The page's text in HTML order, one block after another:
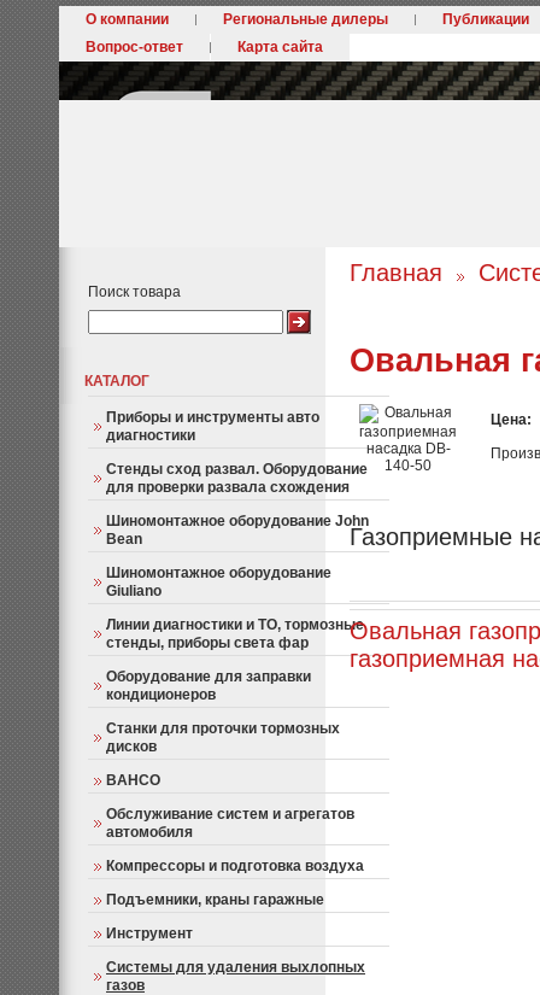
О компании Региональные дилеры
Публикации
Вопрос-ответ
Карта сайта
Поиск товара
КАТАЛОГ
Приборы и инструменты авто
диагностики
Стенды сход развал. Оборудование
для проверки развала схождения
Шиномонтажное оборудование John
Bean
Шиномонтажное оборудование
Giuliano
Линии диагностики и ТО, тормозные
стенды, приборы света фар
Оборудование для заправки
кондиционеров
Станки для проточки тормозных
дисков
BAHCO
Обслуживание систем и агрегатов
автомобиля
Компрессоры и подготовка воздуха
Подъемники, краны гаражные
Инструмент
Системы для удаления выхлопных
газов
Главная
Овальная
Цена:
Газоприемные
Овальная
газоприемная